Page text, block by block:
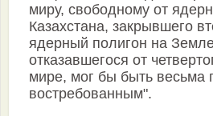
миру, свободному от
Казахстана, закрывшего
ядерный полигон на
отказавшегося от
мире, мог бы быть весьма
востребованным".